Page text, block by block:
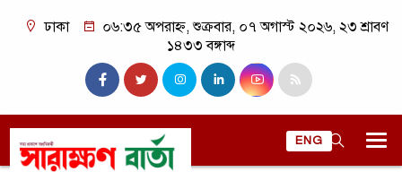
ঢাকা
০৬:৩৫ অপরাহ্ন, শুক্রবার, ০৭ অগাস্ট ২০২৬, ২৩ শ্রাবণ
১৪৩৩ বঙ্গাব্দ
ENG